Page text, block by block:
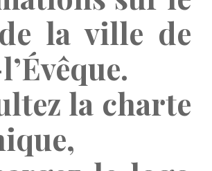
la ville de
la charte